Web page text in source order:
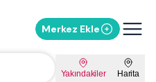
Merkez Ekle
Yakındakiler Harita